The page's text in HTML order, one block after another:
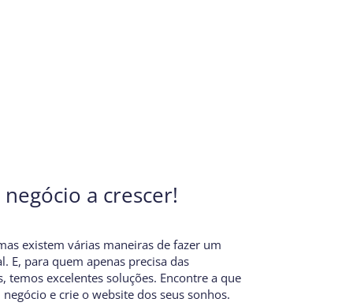
a crescer!
existem várias maneiras de fazer um
E, para quem apenas precisa das
temos excelentes soluções. Encontre a que
e crie o website dos seus sonhos.